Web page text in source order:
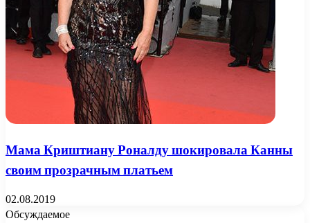
Мама Криштиану Роналду шокировала Канны
своим прозрачным платьем
02.08.2019
Обсуждаемое